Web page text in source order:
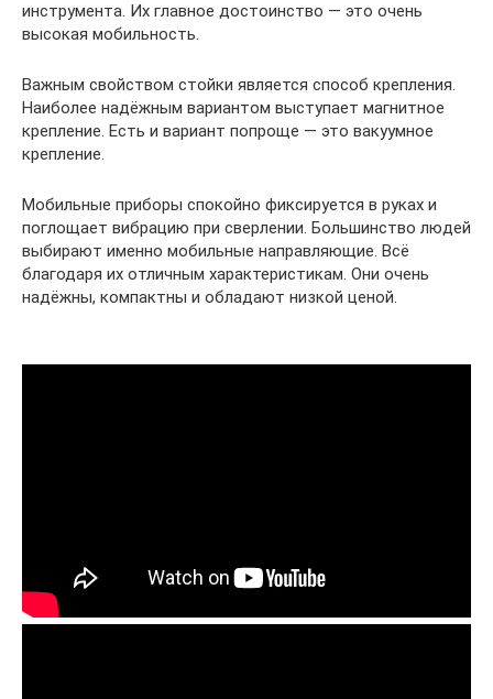
инструмента. Их главное достоинство — это очень
высокая мобильность.
Важным свойством стойки является способ крепления.
Наиболее надёжным вариантом выступает магнитное
крепление. Есть и вариант попроще — это вакуумное
крепление.
Мобильные приборы спокойно фиксируется в руках и
поглощает вибрацию при сверлении. Большинство людей
выбирают именно мобильные направляющие. Всё
благодаря их отличным характеристикам. Они очень
надёжны, компактны и обладают низкой ценой.